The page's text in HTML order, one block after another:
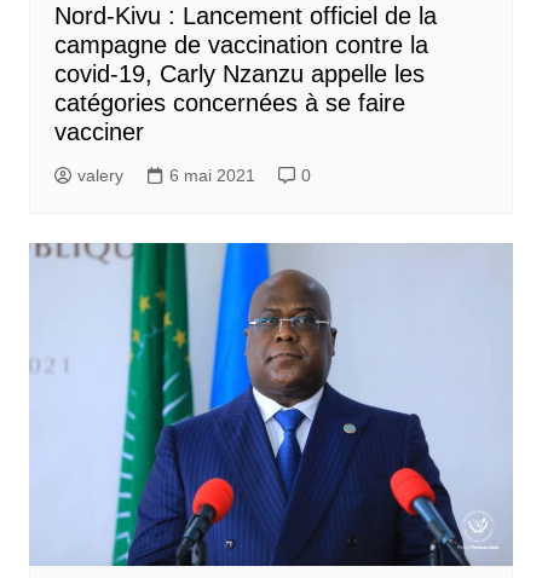
Nord-Kivu : Lancement officiel de la
campagne de vaccination contre la
covid-19, Carly Nzanzu appelle les
catégories concernées à se faire
vacciner
valery 6 mai 2021 0